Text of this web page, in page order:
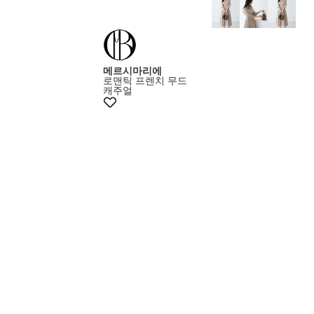
메르시마리에
로맨틱 프렌치 무드
캐주얼